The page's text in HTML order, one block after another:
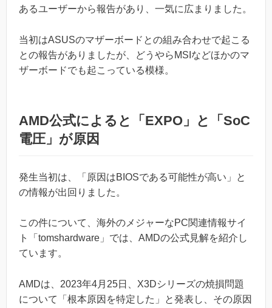
あるユーザーから報告があり、一気に広まりました。
当初はASUSのマザーボードとの組み合わせで起こる
との報告がありましたが、どうやらMSIなどほかのマ
ザーボードでも起こっている模様。
AMD公式によると「EXPO」と「SoC
電圧」が原因
発生当初は、「原因はBIOSである可能性が高い」と
の情報が出回りました。
この件について、海外のメジャーなPC関連情報サイ
ト「tomshardware」では、AMDの公式見解を紹介し
ています。
AMDは、2023年4月25日、X3Dシリーズの焼損問題
について「根本原因を特定した」と発表し、その原因